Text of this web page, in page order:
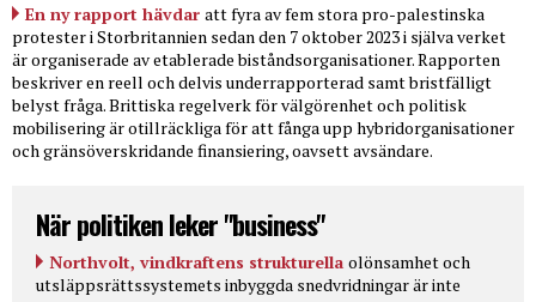
En ny rapport hävdar att fyra av fem stora pro-palestinska
protester i Storbritannien sedan den 7 oktober 2023 i själva verket
är organiserade av etablerade biståndsorganisationer. Rapporten
beskriver en reell och delvis underrapporterad samt bristfälligt
belyst fråga. Brittiska regelverk för välgörenhet och politisk
mobilisering är otillräckliga för att fånga upp hybridorganisationer
och gränsöverskridande finansiering, oavsett avsändare.
När politiken leker "business"
Northvolt, vindkraftens strukturella olönsamhet och
utsläppsrättssystemets inbyggda snedvridningar är inte